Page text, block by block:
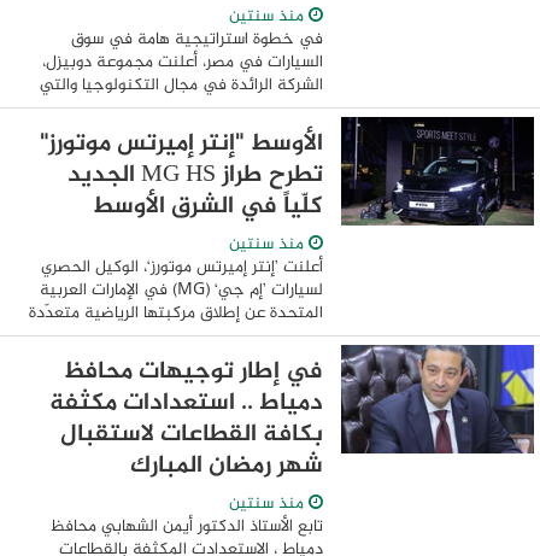
منذ سنتين
في خطوة استراتيجية هامة في سوق
السيارات في مصر، أعلنت مجموعة دوبيزل،
الشركة الرائدة في مجال التكنولوجيا والتي
تتخذ من الإمارات العربية المتحدة مقرًا لها،
والتي تضم أبرز وأشهر منصات الإعلانات
المبوبة ...
الأوسط "إنتر إميرتس موتورز"
تطرح طراز MG HS الجديد
كلّياً في الشرق الأوسط
منذ سنتين
أعلنت ’إنتر إميرتس موتورز‘، الوكيل الحصري
لسيارات ’إم جي‘ (MG) في الإمارات العربية
المتحدة عن إطلاق مركبتها الرياضية متعدّدة
الاستعمالات (SUV) متوسّطة الحجم
الاستثنائية MG HS الجديدة كلّياً ، والتي ...
في إطار توجيهات محافظ
دمياط .. استعدادات مكثفة
بكافة القطاعات لاستقبال
شهر رمضان المبارك
منذ سنتين
تابع الأستاذ الدكتور أيمن الشهابي محافظ
دمياط ، الاستعدادت المكثفة بالقطاعات